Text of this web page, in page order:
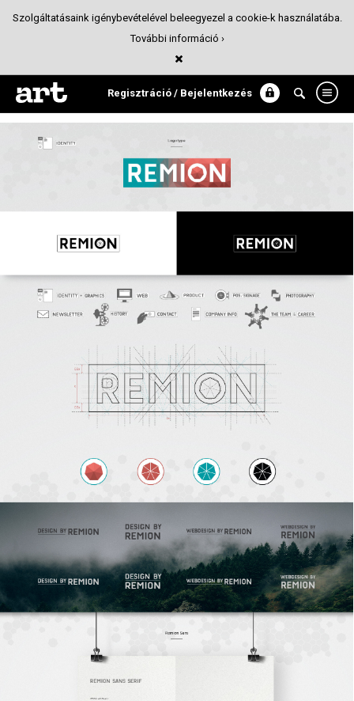
Regisztráció / Bejelentkezés
Remion / Corporate Identity
Arculattervezés
Szolgáltatásaink igénybevételével beleegyezel a cookie-k használatába.
További információ ›